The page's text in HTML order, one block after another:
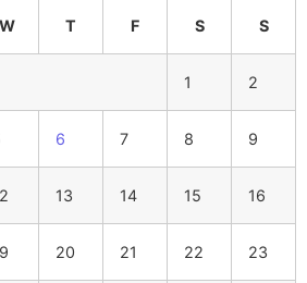
W T F S S
1 2
6 7 8 9
13 14 15 16
20 21 22 23